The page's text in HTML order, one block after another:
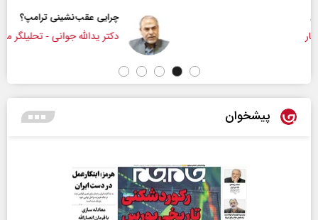
چرایی عقب‌نشینی ترامپ؟
دکتر یدالله جوانی - تحلیلگر مسائل سیاسی
پیشخوان